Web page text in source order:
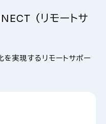
（リモートサ
実現するリモートサポー